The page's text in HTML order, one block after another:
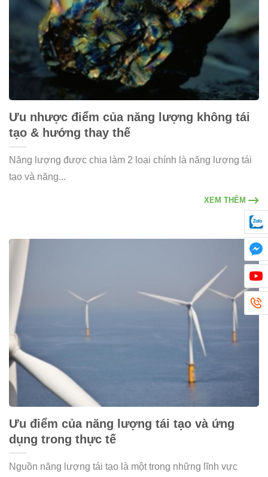
Ưu nhược điểm của năng lượng không tái
tạo & hướng thay thế
Năng lượng được chia làm 2 loại chính là năng lượng tái
tạo và năng...
XEM THÊM
Ưu điểm của năng lượng tái tạo và ứng
dụng trong thực tế
Nguồn năng lượng tái tạo là một trong những lĩnh vực